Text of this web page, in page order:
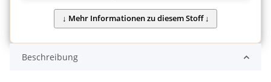
Beschreibung